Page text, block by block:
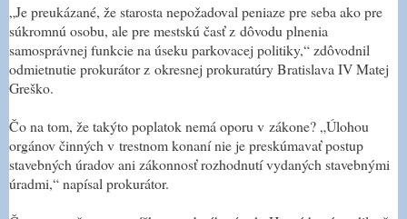
„Je preukázané, že starosta nepožadoval peniaze pre seba ako pre
súkromnú osobu, ale pre mestskú časť z dôvodu plnenia
samosprávnej funkcie na úseku parkovacej politiky,“ zdôvodnil
odmietnutie prokurátor z okresnej prokuratúry Bratislava IV Matej
Greško.
Čo na tom, že takýto poplatok nemá oporu v zákone? „Úlohou
orgánov činných v trestnom konaní nie je preskúmavať postup
stavebných úradov ani zákonnosť rozhodnutí vydaných stavebnými
úradmi,“ napísal prokurátor.